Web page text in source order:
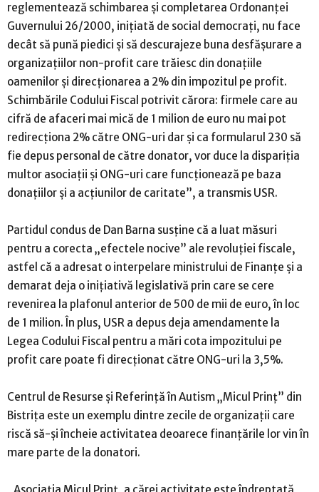
reglementează schimbarea şi completarea Ordonanţei
Guvernului 26/2000, iniţiată de social democraţi, nu face
decât să pună piedici şi să descurajeze buna desfăşurare a
organizaţiilor non-profit care trăiesc din donaţiile
oamenilor şi direcţionarea a 2% din impozitul pe profit.
Schimbările Codului Fiscal potrivit cărora: firmele care au
cifră de afaceri mai mică de 1 milion de euro nu mai pot
redirecţiona 2% către ONG-uri dar şi ca formularul 230 să
fie depus personal de către donator, vor duce la dispariţia
multor asociaţii şi ONG-uri care funcţionează pe baza
donaţiilor şi a acţiunilor de caritate”, a transmis USR.
Partidul condus de Dan Barna susţine că a luat măsuri
pentru a corecta „efectele nocive” ale revoluţiei fiscale,
astfel că a adresat o interpelare ministrului de Finanţe şi a
demarat deja o iniţiativă legislativă prin care se cere
revenirea la plafonul anterior de 500 de mii de euro, în loc
de 1 milion. În plus, USR a depus deja amendamente la
Legea Codului Fiscal pentru a mări cota impozitului pe
profit care poate fi direcţionat către ONG-uri la 3,5%.
Centrul de Resurse şi Referinţă în Autism „Micul Prinţ” din
Bistriţa este un exemplu dintre zecile de organizaţii care
riscă să-şi încheie activitatea deoarece finanţările lor vin în
mare parte de la donatori.